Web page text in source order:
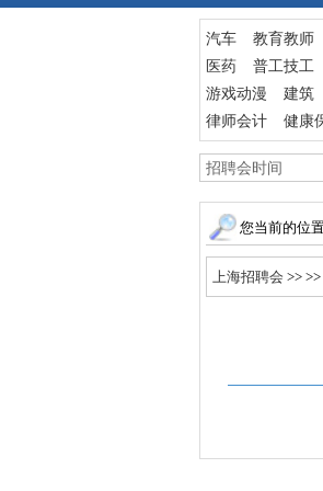
汽车 教育教师
医药
普工技工
游戏动漫
建筑
律师会计
健康
您当前的位
上海招聘会 >> >>